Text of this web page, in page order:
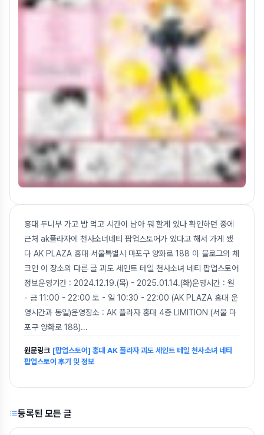
홍대 두니부 가고 밥 먹고 시간이 남아 뭐 할게 있나 확인하던 중에
근처 ak플라자에 천사소녀네티 팝업스토어가 있다고 해서 가게 됐
다 AK PLAZA 홍대 서울특별시 마포구 양화로 188 이 블로그의 체
크인 이 장소의 다른 글 괴도 세인트 테일 천사소녀 네티 팝업스토어
정보운영기간 : 2024.12.19.(목) - 2025.01.14.(화)운영시간 : 월
- 금 11:00 - 22:00 토 - 일 10:30 - 22:00 (AK PLAZA 홍대 운
영시간과 동일)운영장소 : AK 플라자 홍대 4층 LIMITION (서울 마
포구 양화로 188)...
원문링크 [팝업스토어] 홍대 AK 플라자 괴도 세인트 테일 천사소녀 네티
팝업스토어 후기 및 정보
등록된 모든 글